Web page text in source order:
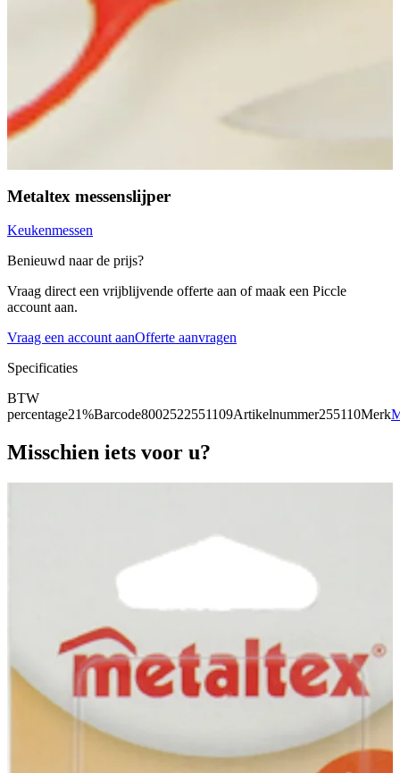
Metaltex messenslijper
Keukenmessen
Benieuwd naar de prijs?
Vraag direct een vrijblijvende offerte aan of maak een Piccle
account aan.
Vraag een account aanOfferte aanvragen
Specificaties
BTW
percentage21%Barcode8002522551109Artikelnummer255110Merk
Misschien iets voor u?